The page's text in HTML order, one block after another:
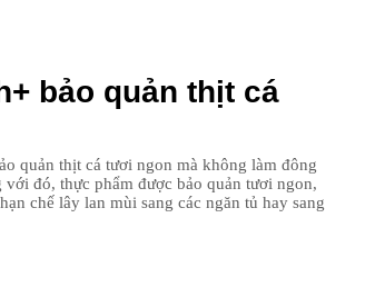
bảo quản thịt cá
quản thịt cá tươi ngon mà không làm đông
đó, thực phẩm được bảo quản tươi ngon,
chế lây lan mùi sang các ngăn tủ hay sang